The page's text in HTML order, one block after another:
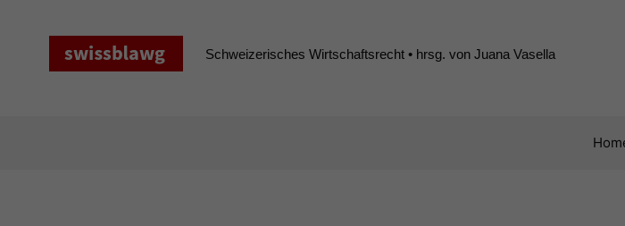
Schweizerisches Wirtschaftsrecht • hrsg. von Juana Vasella